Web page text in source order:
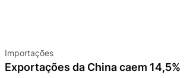
Importações
Exportações da China caem 14,5%